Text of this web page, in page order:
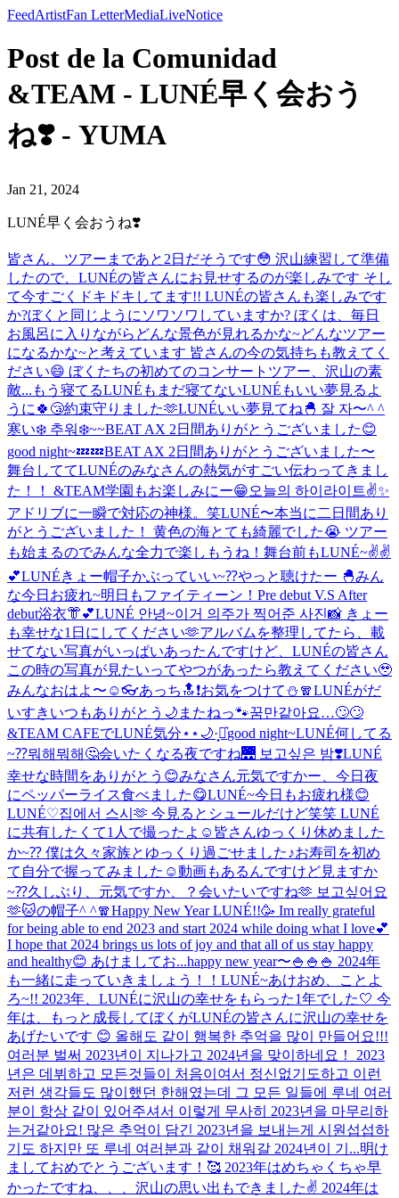
FeedArtistFan LetterMediaLiveNotice
Post de la Comunidad
&TEAM - LUNÉ早く会おう
ね❣️ - YUMA
Jan 21, 2024
LUNÉ早く会おうね❣️
皆さん、ツアーまであと2日だそうです😳 沢山練習して準備
したので、LUNÉの皆さんにお見せするのが楽しみです そし
て今すごくドキドキしてます!! LUNÉの皆さんも楽しみです
か?ぼくと同じようにソワソワしていますか? ぼくは、毎日
お風呂に入りながらどんな景色が見れるかな~どんなツアー
になるかな~と考えています 皆さんの今の気持ちも教えてく
ださい😄 ぼくたちの初めてのコンサートツアー、沢山の素
敵... もう寝てるLUNÉもまだ寝てないLUNÉもいい夢見るよ
うに🍀😴約束守りました🫶LUNÉいい夢見てね🐣 잘 자〜^ ^
寒い❄️ 추워❄️~~BEAT AX 2日間ありがとうございました😊
good night~💤💤BEAT AX 2日間ありがとうございました〜
舞台しててLUNÉのみなさんの熱気がすごい伝わってきまし
た！！ &TEAM学園もお楽しみにー😁오늘의 하이라이트✌️✨
アドリブに一瞬で対応の神様。笑LUNÉ〜本当に二日間あり
がとうございました！ 黄色の海とても綺麗でした😭 ツアー
も始まるのでみんな全力で楽しもうね！ 舞台前もLUNÉ~✌️✌️
💕LUNÉきょー帽子かぶっていい~⁇やっと聴けたー 🐣みん
な今日お疲れ~明日もファイティーン！ Pre debut V.S After
debut浴衣👘︎💕︎LUNÉ 안녕~이거 의주가 찍어준 사진📸 きょー
も幸せな1日にしてください🫶アルバムを整理してたら、載
せてない写真がいっぱいあったんですけど、LUNÉの皆さん
この時の写真が見たいってやつがあったら教えてください🥹
みんなおはよ〜☺️👓あっち🔝❗️お気をつけて⛄️🧣LUNÉがだ
いすき いつもありがとう🌙 またねっ🐾꿈만같아요…🙄🙄
&TEAM CAFEでLUNÉ気分⋆⋆🌙·̩͙‪⋆͛good night~LUNÉ何してる
~⁇뭐해뭐해🤔会いたくなる夜ですね🌉 보고싶은 밤❣️LUNÉ
幸せな時間をありがとう😊みなさん元気ですかー、今日夜
にペッパーライス食べました😋LUNÉ~今日もお疲れ様😊
LUNÉ♡집에서 스시🫶 今見るとシュールだけど笑笑 LUNÉ
に共有したくて1人で撮ったよ☺️ 皆さんゆっくり休めました
か~⁇ 僕は久々家族とゆっくり過ごせました♪お寿司を初め
て自分で握ってみました☺️動画もあるんですけど見ますか
~⁇久しぶり、元気ですか、？会いたいですね🫶 보고싶어요
🫶🐱の帽子^ ^🧣Happy New Year LUNÉ!!🥳 Im really grateful
for being able to end 2023 and start 2024 while doing what I love💕
I hope that 2024 brings us lots of joy and that all of us stay happy
and healthy😊 あけましてお...happy new year〜🍚🍚🍚 2024年
も一緒に走っていきましょう！！ LUNÉ~あけおめ、ことよ
ろ~!! 2023年、LUNÉに沢山の幸せをもらった1年でした🤍 今
年は、もっと成長してぼくがLUNÉの皆さんに沢山の幸せを
あげたいです 😊 올해도 같이 행복한 추억을 많이 만들어요!!!
여러분 벌써 2023년이 지나가고 2024년을 맞이하네요！ 2023
년은 데뷔하고 모든것들이 처음이여서 정신없기도하고 이런
저런 생각들도 많이했던 한해였는데 그 모든 일들에 루네 여러
분이 항상 같이 있어주셔서 이렇게 무사히 2023년을 마무리하
는거같아요! 많은 추억이 담긴 2023년을 보내는게 시원섭섭하
기도 하지만 또 루네 여러분과 같이 채워갈 2024년이 기...明け
ましておめでとうございます！🥰 2023年はめちゃくちゃ早
かったですね、、、沢山の思い出もできました✌️ 2024年は